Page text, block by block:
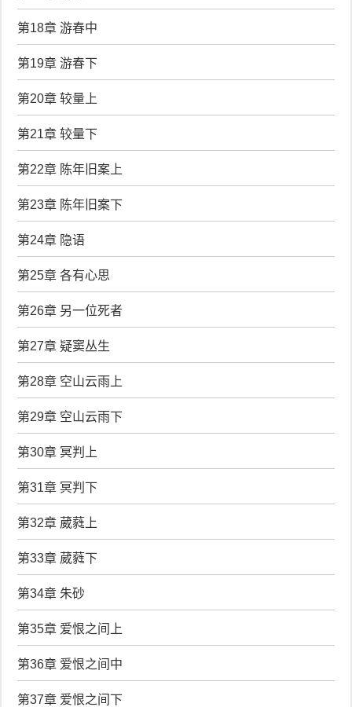
第18章 游春中
第19章 游春下
第20章 较量上
第21章 较量下
第22章 陈年旧案上
第23章 陈年旧案下
第24章 隐语
第25章 各有心思
第26章 另一位死者
第27章 疑窦丛生
第28章 空山云雨上
第29章 空山云雨下
第30章 冥判上
第31章 冥判下
第32章 葳蕤上
第33章 葳蕤下
第34章 朱砂
第35章 爱恨之间上
第36章 爱恨之间中
第37章 爱恨之间下